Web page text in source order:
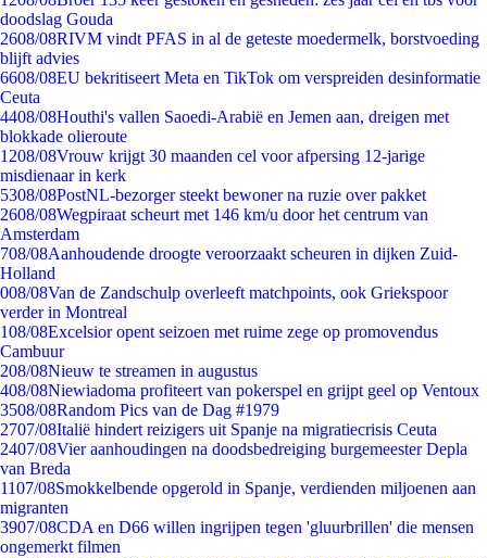
doodslag Gouda
2608/08RIVM vindt PFAS in al de geteste moedermelk, borstvoeding
blijft advies
6608/08EU bekritiseert Meta en TikTok om verspreiden desinformatie
Ceuta
4408/08Houthi's vallen Saoedi-Arabië en Jemen aan, dreigen met
blokkade olieroute
1208/08Vrouw krijgt 30 maanden cel voor afpersing 12-jarige
misdienaar in kerk
5308/08PostNL-bezorger steekt bewoner na ruzie over pakket
2608/08Wegpiraat scheurt met 146 km/u door het centrum van
Amsterdam
708/08Aanhoudende droogte veroorzaakt scheuren in dijken Zuid-
Holland
008/08Van de Zandschulp overleeft matchpoints, ook Griekspoor
verder in Montreal
108/08Excelsior opent seizoen met ruime zege op promovendus
Cambuur
208/08Nieuw te streamen in augustus
408/08Niewiadoma profiteert van pokerspel en grijpt geel op Ventoux
3508/08Random Pics van de Dag #1979
2707/08Italië hindert reizigers uit Spanje na migratiecrisis Ceuta
2407/08Vier aanhoudingen na doodsbedreiging burgemeester Depla
van Breda
1107/08Smokkelbende opgerold in Spanje, verdienden miljoenen aan
migranten
3907/08CDA en D66 willen ingrijpen tegen 'gluurbrillen' die mensen
ongemerkt filmen